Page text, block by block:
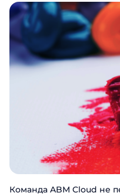
Команда ABM Cloud не